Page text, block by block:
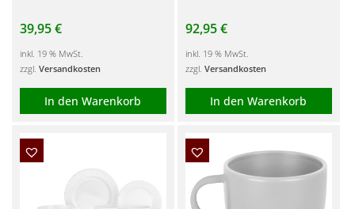
39,95€
inkl. 19 % MwSt.
zzgl. Versandkosten
In den Warenkorb
92,95€
inkl. 19 % MwSt.
zzgl. Versandkosten
In den Warenkorb